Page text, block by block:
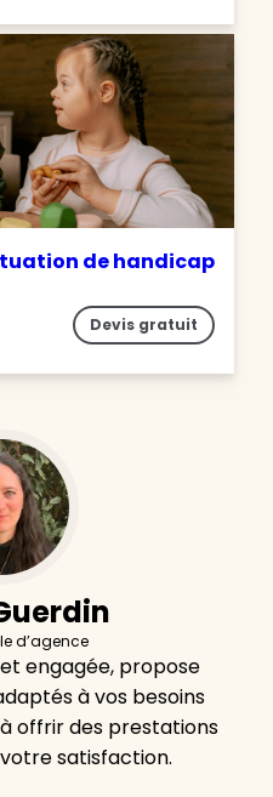
de handicap
Devis gratuit
d’agence
engagée, propose
à vos besoins
offrir des prestations
satisfaction.